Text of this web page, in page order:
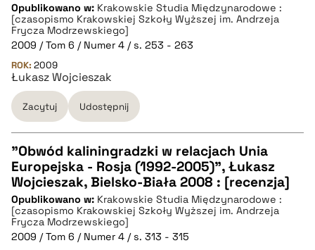
pobierz cytat
BIBTEX
pobierz cytat
Opublikowano w: Krakowskie Studia Międzynarodowe :
[czasopismo Krakowskiej Szkoły Wyższej im. Andrzeja
Frycza Modrzewskiego]
2009 / Tom 6 / Numer 4 / s. 253 - 263
ROK: 2009
Łukasz Wojcieszak
Zacytuj Udostępnij
CZYSTY TEKST
pobierz cytat
"Obwód kaliningradzki w relacjach Unia
Europejska - Rosja (1992-2005)", Łukasz
Wojcieszak, Bielsko-Biała 2008 : [recenzja]
Opublikowano w: Krakowskie Studia Międzynarodowe :
[czasopismo Krakowskiej Szkoły Wyższej im. Andrzeja
Frycza Modrzewskiego]
2009 / Tom 6 / Numer 4 / s. 313 - 315